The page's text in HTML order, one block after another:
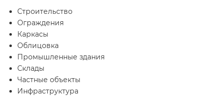
Строительство
Ограждения
Каркасы
Облицовка
Промышленные здания
Склады
Частные объекты
Инфраструктура